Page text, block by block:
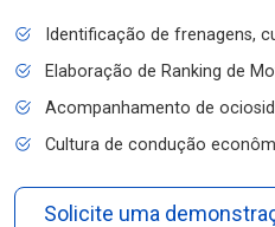
Identificação de frenagens,
Elaboração de Ranking de
Acompanhamento de
Cultura de condução
Solicite uma